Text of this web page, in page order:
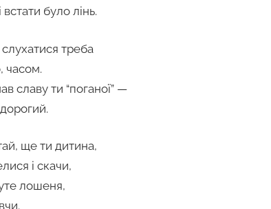
було лінь.
треба
часом.
славу ти “поганої” —
ще ти дитина,
і скачи,
лошеня,